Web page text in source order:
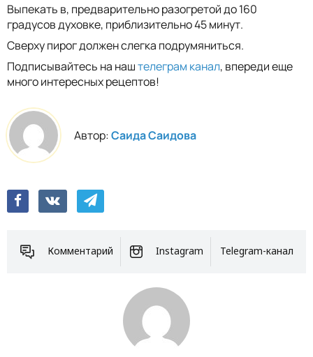
Выпекать в, предварительно разогретой до 160
градусов духовке, приблизительно 45 минут.
Сверху пирог должен слегка подрумяниться.
Подписывайтесь на наштелеграм канал, впереди еще
много интересных рецептов!
Автор:Саида Саидова
Комментарий Instagram Telegram-канал